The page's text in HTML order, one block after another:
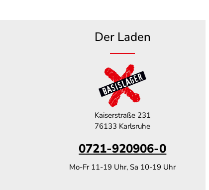
Der Laden
Kaiserstraße 231
76133 Karlsruhe
0721-920906-0
Mo-Fr 11-19 Uhr, Sa 10-19 Uhr